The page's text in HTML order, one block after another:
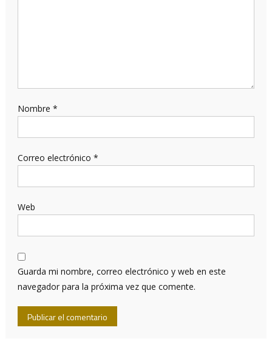
Nombre *
Correo electrónico *
Web
Guarda mi nombre, correo electrónico y web en este
navegador para la próxima vez que comente.